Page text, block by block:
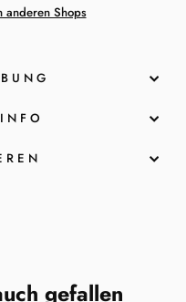
Shops
gefallen